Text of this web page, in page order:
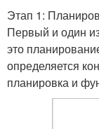
Этап 1:
Первый и один
это
определяется
планировка и